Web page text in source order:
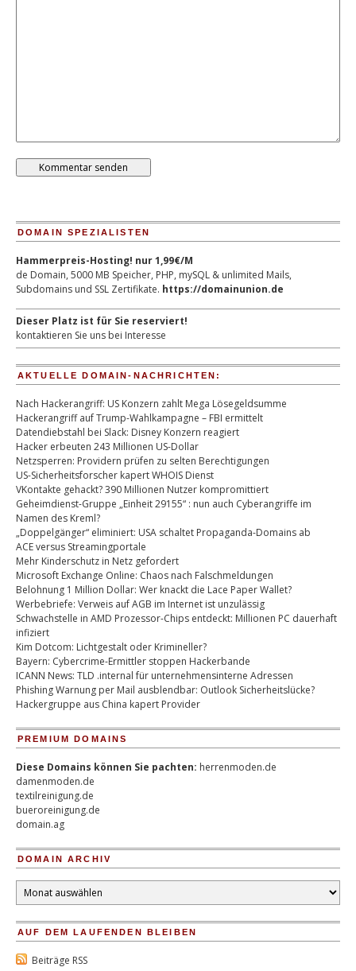
DOMAIN SPEZIALISTEN
Hammerpreis-Hosting! nur 1,99€/M
de Domain, 5000 MB Speicher, PHP, mySQL & unlimited Mails,
Subdomains und SSL Zertifikate. https://domainunion.de
Dieser Platz ist für Sie reserviert!
kontaktieren Sie uns bei Interesse
AKTUELLE DOMAIN-NACHRICHTEN:
Nach Hackerangriff: US Konzern zahlt Mega Lösegeldsumme
Hackerangriff auf Trump-Wahlkampagne – FBI ermittelt
Datendiebstahl bei Slack: Disney Konzern reagiert
Hacker erbeuten 243 Millionen US-Dollar
Netzsperren: Providern prüfen zu selten Berechtigungen
US-Sicherheitsforscher kapert WHOIS Dienst
VKontakte gehackt? 390 Millionen Nutzer kompromittiert
Geheimdienst-Gruppe „Einheit 29155“ : nun auch Cyberangriffe im
Namen des Kreml?
„Doppelgänger“ eliminiert: USA schaltet Propaganda-Domains ab
ACE versus Streamingportale
Mehr Kinderschutz in Netz gefordert
Microsoft Exchange Online: Chaos nach Falschmeldungen
Belohnung 1 Million Dollar: Wer knackt die Lace Paper Wallet?
Werbebriefe: Verweis auf AGB im Internet ist unzulässig
Schwachstelle in AMD Prozessor-Chips entdeckt: Millionen PC dauerhaft
infiziert
Kim Dotcom: Lichtgestalt oder Krimineller?
Bayern: Cybercrime-Ermittler stoppen Hackerbande
ICANN News: TLD .internal für unternehmensinterne Adressen
Phishing Warnung per Mail ausblendbar: Outlook Sicherheitslücke?
Hackergruppe aus China kapert Provider
PREMIUM DOMAINS
Diese Domains können Sie pachten: herrenmoden.de
damenmoden.de
textilreinigung.de
bueroreinigung.de
domain.ag
DOMAIN ARCHIV
Domain
Archiv
AUF DEM LAUFENDEN BLEIBEN
Beiträge RSS